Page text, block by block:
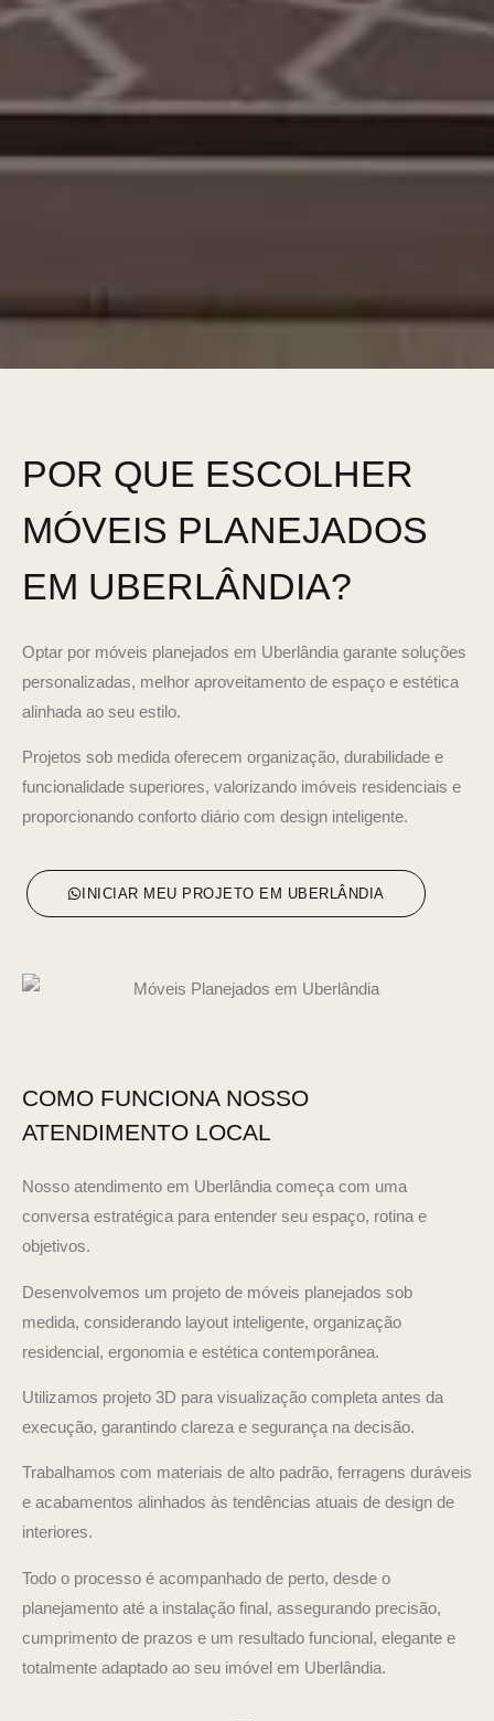
POR QUE ESCOLHER
MÓVEIS PLANEJADOS
EM UBERLÂNDIA?
Optar por móveis planejados em Uberlândia garante soluções
personalizadas, melhor aproveitamento de espaço e estética
alinhada ao seu estilo.
Projetos sob medida oferecem organização, durabilidade e
funcionalidade superiores, valorizando imóveis residenciais e
proporcionando conforto diário com design inteligente.
INICIAR MEU PROJETO EM UBERLÂNDIA
COMO FUNCIONA NOSSO
ATENDIMENTO LOCAL
Nosso atendimento em Uberlândia começa com uma
conversa estratégica para entender seu espaço, rotina e
objetivos.
Desenvolvemos um projeto de móveis planejados sob
medida, considerando layout inteligente, organização
residencial, ergonomia e estética contemporânea.
Utilizamos projeto 3D para visualização completa antes da
execução, garantindo clareza e segurança na decisão.
Trabalhamos com materiais de alto padrão, ferragens duráveis
e acabamentos alinhados às tendências atuais de design de
interiores.
Todo o processo é acompanhado de perto, desde o
planejamento até a instalação final, assegurando precisão,
cumprimento de prazos e um resultado funcional, elegante e
totalmente adaptado ao seu imóvel em Uberlândia.